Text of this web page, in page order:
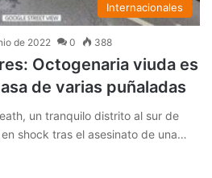
Internacionales
de 2022 0 388
Octogenaria viuda es
de varias puñaladas
un tranquilo distrito al sur de
shock tras el asesinato de una…